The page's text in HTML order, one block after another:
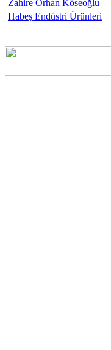
Zahire Orhan Köseoğlu
Habeş Endüstri Ürünleri